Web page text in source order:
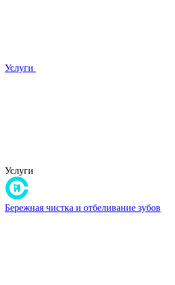
Услуги
Услуги
Бережная чистка и отбеливание зубов